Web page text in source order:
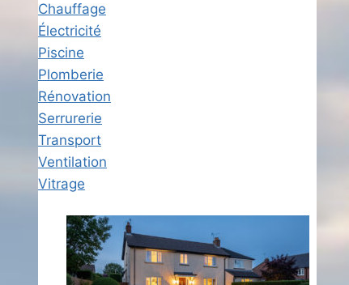
Chauffage
Électricité
Piscine
Plomberie
Rénovation
Serrurerie
Transport
Ventilation
Vitrage